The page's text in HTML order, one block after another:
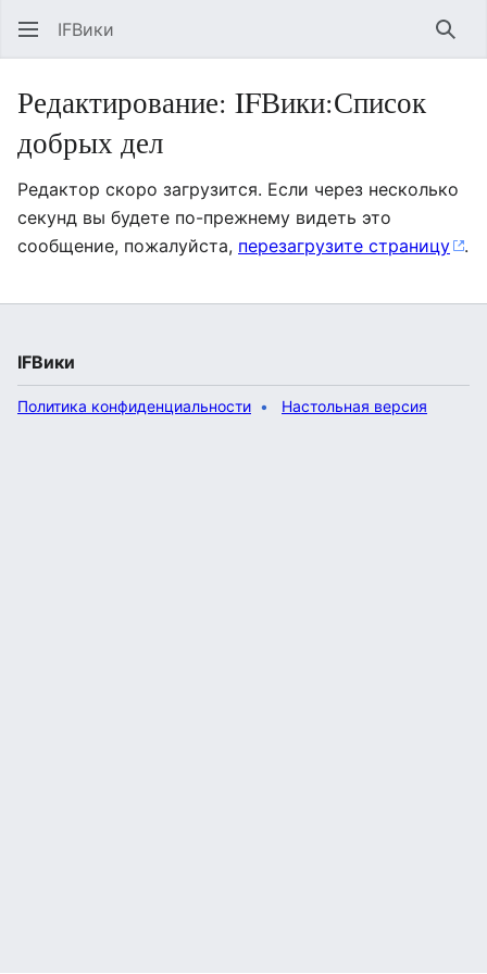
IFВики
Редактирование: IFВики:Список
добрых дел
Редактор скоро загрузится. Если через несколько
секунд вы будете по-прежнему видеть это
сообщение, пожалуйста, перезагрузите страницу .
IFВики
Политика конфиденциальности Настольная версия